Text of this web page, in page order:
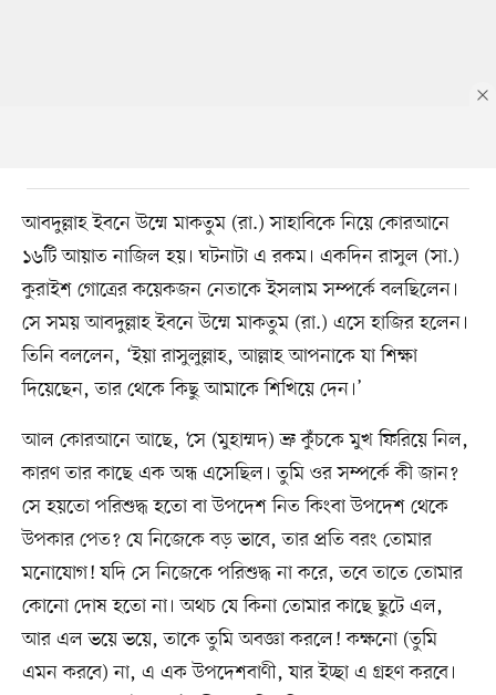
আবদুল্লাহ ইবনে উম্মে মাকতুম (রা.) সাহাবিকে নিয়ে কোরআনে
১৬টি আয়াত নাজিল হয়। ঘটনাটা এ রকম। একদিন রাসুল (সা.)
কুরাইশ গোত্রের কয়েকজন নেতাকে ইসলাম সম্পর্কে বলছিলেন।
সে সময় আবদুল্লাহ ইবনে উম্মে মাকতুম (রা.) এসে হাজির হলেন।
তিনি বললেন, ‘ইয়া রাসুলুল্লাহ, আল্লাহ আপনাকে যা শিক্ষা
দিয়েছেন, তার থেকে কিছু আমাকে শিখিয়ে দেন।’
আল কোরআনে আছে, ‘সে (মুহাম্মদ) ভ্রু কুঁচকে মুখ ফিরিয়ে নিল,
কারণ তার কাছে এক অন্ধ এসেছিল। তুমি ওর সম্পর্কে কী জান?
সে হয়তো পরিশুদ্ধ হতো বা উপদেশ নিত কিংবা উপদেশ থেকে
উপকার পেত? যে নিজেকে বড় ভাবে, তার প্রতি বরং তোমার
মনোযোগ! যদি সে নিজেকে পরিশুদ্ধ না করে, তবে তাতে তোমার
কোনো দোষ হতো না। অথচ যে কিনা তোমার কাছে ছুটে এল,
আর এল ভয়ে ভয়ে, তাকে তুমি অবজ্ঞা করলে! কক্ষনো (তুমি
এমন করবে) না, এ এক উপদেশবাণী, যার ইচ্ছা এ গ্রহণ করবে।